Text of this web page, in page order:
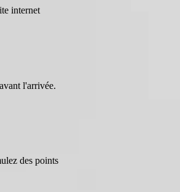
internet
l'arrivée.
des points